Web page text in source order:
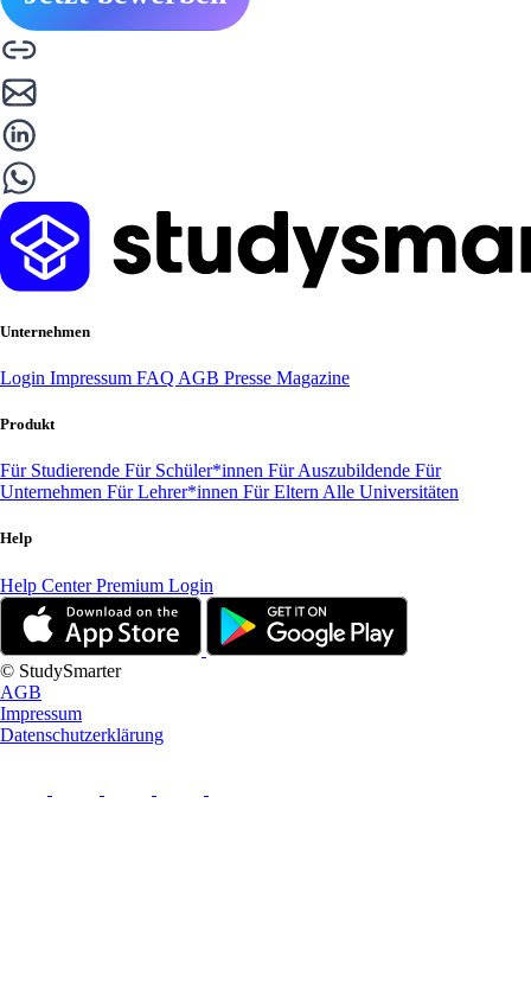
Unternehmen
Login Impressum FAQ AGB Presse Magazine
Produkt
Für Studierende Für Schüler*innen Für Auszubildende Für
Unternehmen Für Lehrer*innen Für Eltern Alle Universitäten
Help
Help CenterPremium Login
© StudySmarter
AGB
Impressum
Datenschutzerklärung